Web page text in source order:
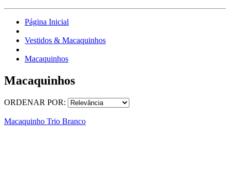
Página Inicial
Vestidos & Macaquinhos
Macaquinhos
Macaquinhos
ORDENAR POR:
Macaquinho Trio Branco